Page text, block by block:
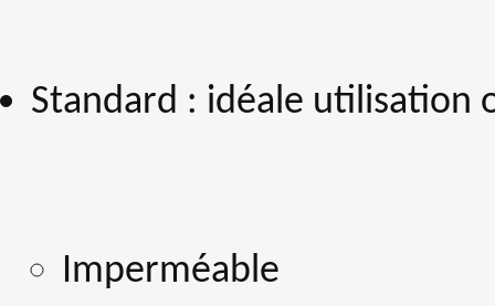
Standard : idéale utilisation
Imperméable